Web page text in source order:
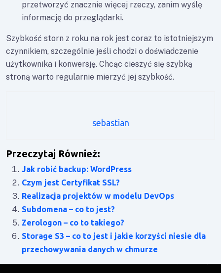
przetworzyć znacznie więcej rzeczy, zanim wyślę
informację do przeglądarki.
Szybkość storn z roku na rok jest coraz to istotniejszym
czynnikiem, szczególnie jeśli chodzi o doświadczenie
użytkownika i konwersję. Chcąc cieszyć się szybką
stroną warto regularnie mierzyć jej szybkość.
sebastian
Przeczytaj Również:
Jak robić backup: WordPress
Czym jest Certyfikat SSL?
Realizacja projektów w modelu DevOps
Subdomena – co to jest?
Zerologon – co to takiego?
Storage S3 – co to jest i jakie korzyści niesie dla
przechowywania danych w chmurze